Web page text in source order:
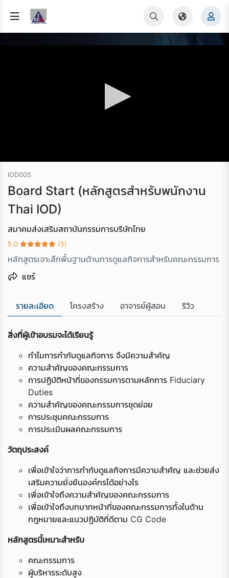
IOD005
Board Start (หลักสูตรสำหรับพนักงาน
Thai IOD)
สมาคมส่งเสริมสถาบันกรรมการบริษัทไทย
5.0 (5)
หลักสูตรเจาะลึกพื้นฐานด้านการดูแลกิจการสำหรับคณะกรรมการ
แชร์
รายละเอียด โครงสร้าง อาจารย์ผู้สอน รีวิว
สิ่งที่ผู้เข้าอบรมจะได้เรียนรู้
ทำไมการกำกับดูแลกิจการ จึงมีความสำคัญ
ความสำคัญของคณะกรรมการ
การปฏิบัติหน้าที่ของกรรมการตามหลักการ Fiduciary
Duties
ความสำคัญของคณะกรรมการชุดย่อย
การประชุมคณะกรรมการ
การประเมินผลคณะกรรมการ
วัตถุประสงค์
เพื่อเข้าใจว่าการกำกับดูแลกิจการมีความสำคัญ และช่วยส่ง
เสริมความยั่งยืนองค์กรได้อย่างไร
เพื่อเข้าใจถึงความสำคัญของคณะกรรมการ
เพื่อเข้าใจถึงบทบาทหน้าที่ของคณะกรรมการทั้งในด้าน
กฎหมายและแนวปฏิบัติที่ดีตาม CG Code
หลักสูตรนี้เหมาะสำหรับ
คณะกรรมการ
ผู้บริหารระดับสูง